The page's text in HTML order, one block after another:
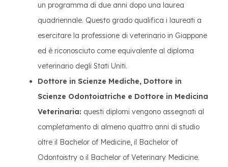
un programma di due anni dopo una laurea
quadriennale. Questo grado qualifica i laureati a
esercitare la professione di veterinario in Giappone
ed è riconosciuto come equivalente al diploma
veterinario degli Stati Uniti.
Dottore in Scienze Mediche, Dottore in
Scienze Odontoiatriche e Dottore in Medicina
Veterinaria: questi diplomi vengono assegnati al
completamento di almeno quattro anni di studio
oltre il Bachelor of Medicine, il Bachelor of
Odontoistry o il Bachelor of Veterinary Medicine.